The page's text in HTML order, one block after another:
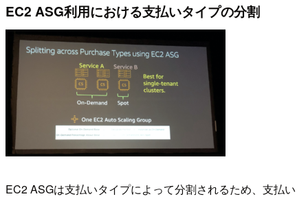
EC2 ASG利用における支払いタイプの分割
EC2 ASGは支払いタイプによって分割されるため、支払い